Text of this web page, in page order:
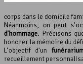
corps dans le domicile
Néanmoins, on peut
d’hommage. Précisons
honorer la mémoire du
L’objectif d’un
recueillement